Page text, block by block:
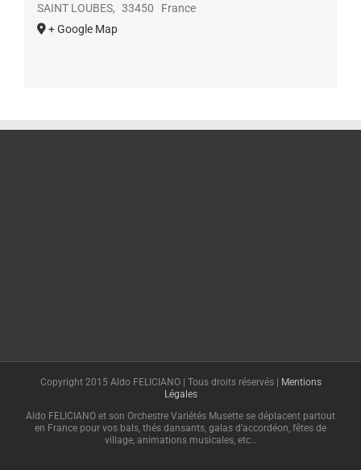
SAINT LOUBES, 33450
France
+ Google Map
Copyright 2015 Aldo FELICIANO | Tous droits réservés |
Mentions
Légales
Aldo FELICIANO et son Orchestre Variétés Musette se déplacent partout
en France pour vos bals, thés dansants, galas d'accordéon, fêtes de
village, animations musicales, etc…